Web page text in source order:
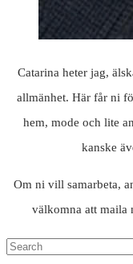
Catarina heter jag,
allmänhet. Här får ni
hem, mode och lite
kanske
Om ni vill samarbeta,
välkomna att maila